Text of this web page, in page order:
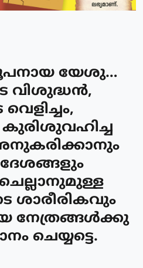
യേശു…
വിശുദ്ധന്‍,
ശാരീരികവും
നേത്രങ്ങള്‍ക്കു
ചെയ്യട്ടെ.